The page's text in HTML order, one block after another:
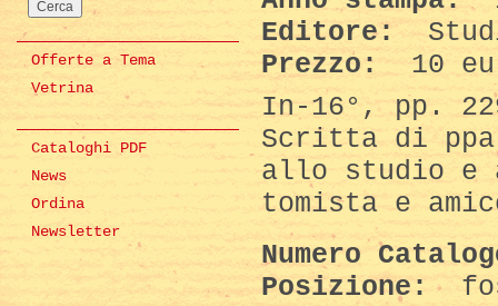
Offerte a Tema
Vetrina
Cataloghi PDF
News
Ordina
Newsletter
Editore:
Prezzo:
10
In-16°, pp.
Scritta di
allo studio e
tomista e
Numero
Posizione: